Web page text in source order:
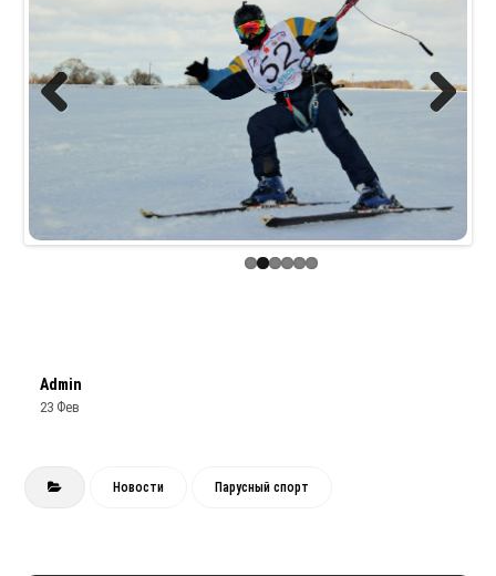
Previous
Admin
23 Фев
Новости Парусный спорт